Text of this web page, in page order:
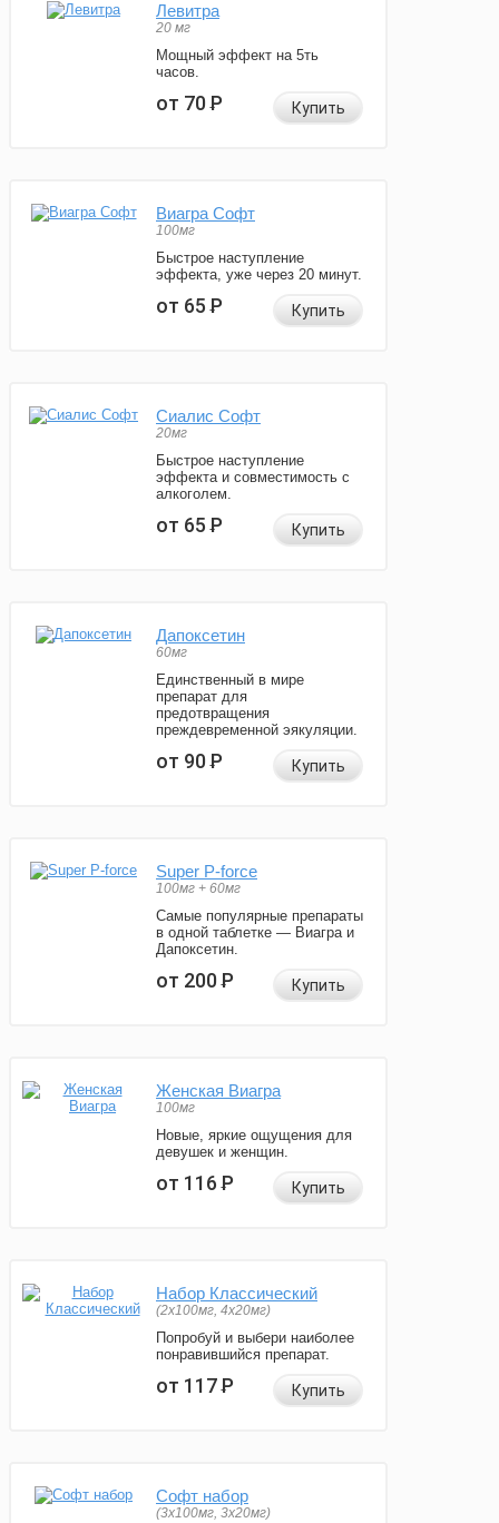
Левитра
20 мг
Мощный эффект на 5ть
часов.
от 70Р Купить
Виагра Софт
100мг
Быстрое наступление
эффекта, уже через 20 минут.
от 65Р Купить
Сиалис Софт
20мг
Быстрое наступление
эффекта и совместимость с
алкоголем.
от 65Р Купить
Дапоксетин
60мг
Единственный в мире
препарат для
предотвращения
преждевременной эякуляции.
от 90Р Купить
Super P-force
100мг + 60мг
Самые популярные препараты
в одной таблетке — Виагра и
Дапоксетин.
от 200Р Купить
Женская Виагра
100мг
Новые, яркие ощущения для
девушек и женщин.
от 116Р Купить
Набор Классический
(2x100мг, 4x20мг)
Попробуй и выбери наиболее
понравившийся препарат.
от 117Р Купить
Софт набор
(3x100мг, 3x20мг)